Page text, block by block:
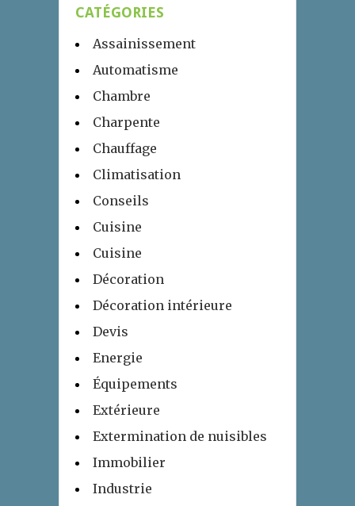
CATÉGORIES
Assainissement
Automatisme
Chambre
Charpente
Chauffage
Climatisation
Conseils
Cuisine
Cuisine
Décoration
Décoration intérieure
Devis
Energie
Équipements
Extérieure
Extermination de nuisibles
Immobilier
Industrie